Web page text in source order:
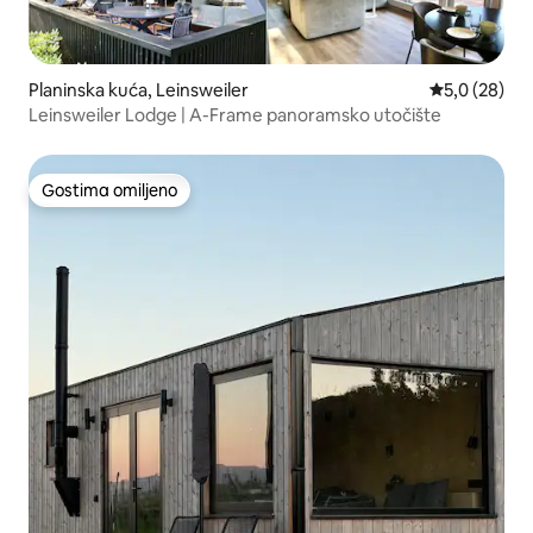
Planinska kuća, Leinsweiler Prosečna
5,0 (28)
Leinsweiler Lodge | A-Frame panoramsko utočište
Gostima omiljeno
Gostima omiljeno